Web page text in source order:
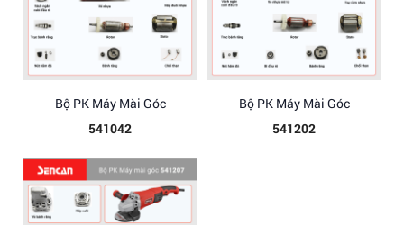
Bộ PK Máy Mài Góc
541042
Bộ PK Máy Mài Góc
541202